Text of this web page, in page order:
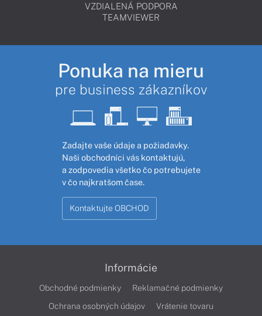
VZDIALENÁ PODPORA
TEAMVIEWER
Ponuka na mieru
pre business zákazníkov
Zadajte vaše údaje a požiadavky.
Naši obchodníci vás kontaktujú,
a zodpovedia všetko čo potrebujete
v čo najkratšom čase.
Kontaktujte OBCHOD
Informácie
Obchodné podmienky
Reklamačné podmienky
Ochrana osobných údajov
Vrátenie tovaru